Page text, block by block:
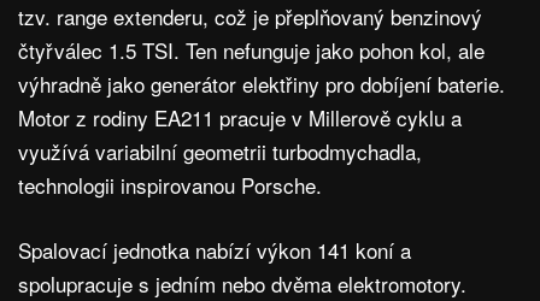
tzv. range extenderu, což je přeplňovaný benzinový
čtyřválec 1.5 TSI. Ten nefunguje jako pohon kol, ale
výhradně jako generátor elektřiny pro dobíjení baterie.
Motor z rodiny EA211 pracuje v Millerově cyklu a
využívá variabilní geometrii turbodmychadla,
technologii inspirovanou Porsche.
Spalovací jednotka nabízí výkon 141 koní a
spolupracuje s jedním nebo dvěma elektromotory.